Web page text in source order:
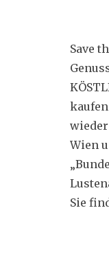
Save
Wien
Sie